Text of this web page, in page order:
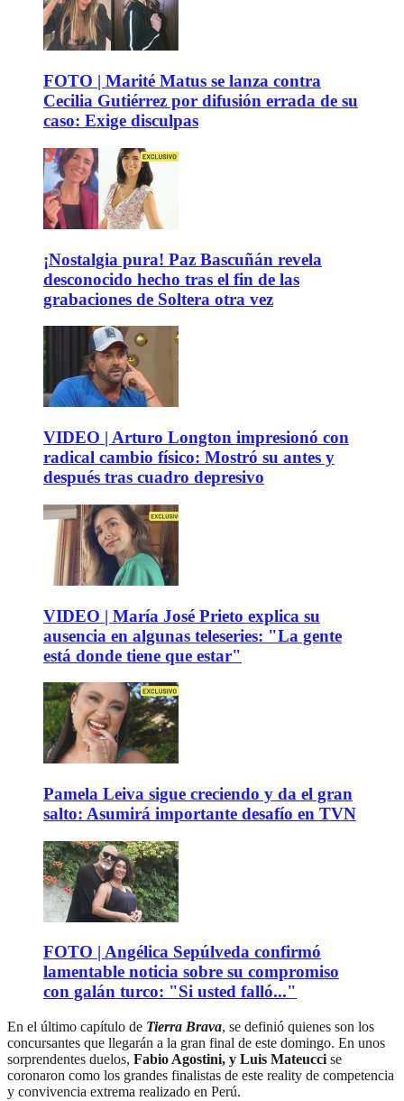
FOTO | Marité Matus se lanza contra
Cecilia Gutiérrez por difusión errada de su
caso: Exige disculpas
¡Nostalgia pura! Paz Bascuñán revela
desconocido hecho tras el fin de las
grabaciones de Soltera otra vez
VIDEO | Arturo Longton impresionó con
radical cambio físico: Mostró su antes y
después tras cuadro depresivo
VIDEO | María José Prieto explica su
ausencia en algunas teleseries: "La gente
está donde tiene que estar"
Pamela Leiva sigue creciendo y da el gran
salto: Asumirá importante desafío en TVN
FOTO | Angélica Sepúlveda confirmó
lamentable noticia sobre su compromiso
con galán turco: "Si usted falló..."
En el último capítulo de Tierra Brava, se definió quienes son los
concursantes que llegarán a la gran final de este domingo. En unos
sorprendentes duelos, Fabio Agostini, y Luis Mateucci se
coronaron como los grandes finalistas de este reality de competencia
y convivencia extrema realizado en Perú.